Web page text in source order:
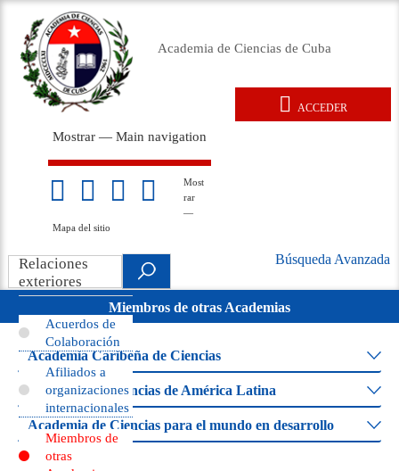
contenido
Academia de Ciencias de Cuba
Main
navigation
Mostrar — Main navigation
Inicio
Acerca de
Membresía
Premios
Eventos
Relaciones exteriores
sitio
Most
rar
—
Mapa del sitio
.
ACCEDER
Search
Avanzada
movil
Búsqueda Avanzada
Miembros de otras Academias
Academia Caribeña de Ciencias
Academia de Ciencias de América Latina
Academia de Ciencias para el mundo en desarrollo
Relaciones
exteriores
Acuerdos de
Colaboración
Afiliados a
organizaciones
internacionales
Miembros de
otras